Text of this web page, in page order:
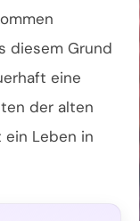
diesem Grund
eine
der alten
ein Leben in